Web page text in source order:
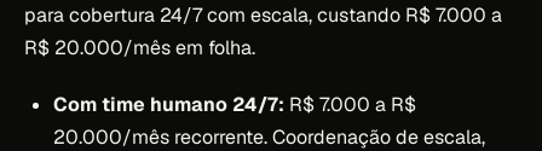
para cobertura 24/7 com escala, custando R$ 7.000 a
R$ 20.000/mês em folha.
Com time humano 24/7: R$ 7.000 a R$
20.000/mês recorrente. Coordenação de escala,